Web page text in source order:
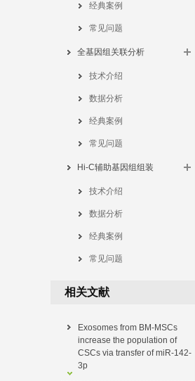
经典案例
常见问题
全基因组关联分析
技术介绍
数据分析
经典案例
常见问题
Hi-C辅助基因组组装
技术介绍
数据分析
经典案例
常见问题
相关文献
Exosomes from BM-MSCs
increase the population of
CSCs via transfer of miR-142-
3p